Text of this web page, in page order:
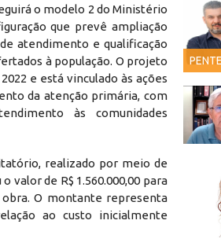
o modelo 2 do Ministério
que prevê ampliação
atendimento e qualificação
à população. O projeto
e está vinculado às ações
da atenção primária, com
às comunidades
realizado por meio de
valor de R$ 1.560.000,00 para
obra. O montante representa
ao custo inicialmente